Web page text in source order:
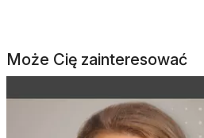
Może Cię zainteresować